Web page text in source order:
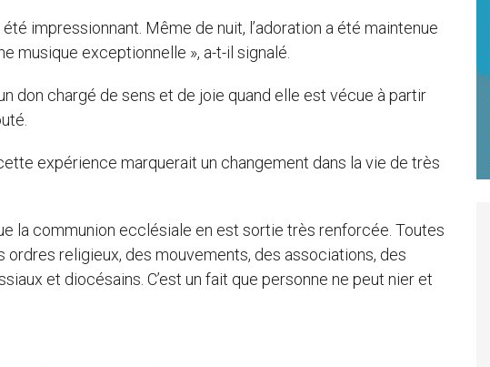
impressionnant. Même de nuit, l’adoration a été maintenue
musique exceptionnelle », a-t-il signalé.
don chargé de sens et de joie quand elle est vécue à partir
expérience marquerait un changement dans la vie de très
la communion ecclésiale en est sortie très renforcée. Toutes
ordres religieux, des mouvements, des associations, des
et diocésains. C’est un fait que personne ne peut nier et